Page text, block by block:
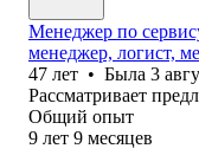
Менеджер по
менеджер, логист,
47 лет • Была 3
Рассматривает
Общий опыт
9 лет 9 месяцев